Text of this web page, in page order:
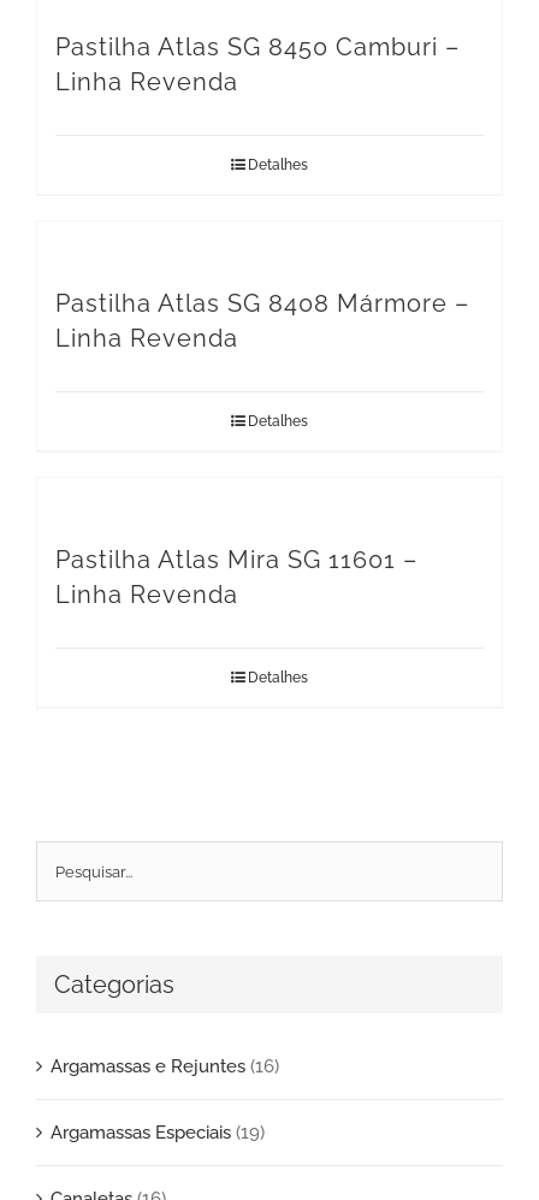
Pastilha Atlas SG 8450 Camburi –
Linha Revenda
Detalhes
Pastilha Atlas SG 8408 Mármore –
Linha Revenda
Detalhes
Pastilha Atlas Mira SG 11601 –
Linha Revenda
Detalhes
Categorias
Argamassas e Rejuntes (16)
Argamassas Especiais (19)